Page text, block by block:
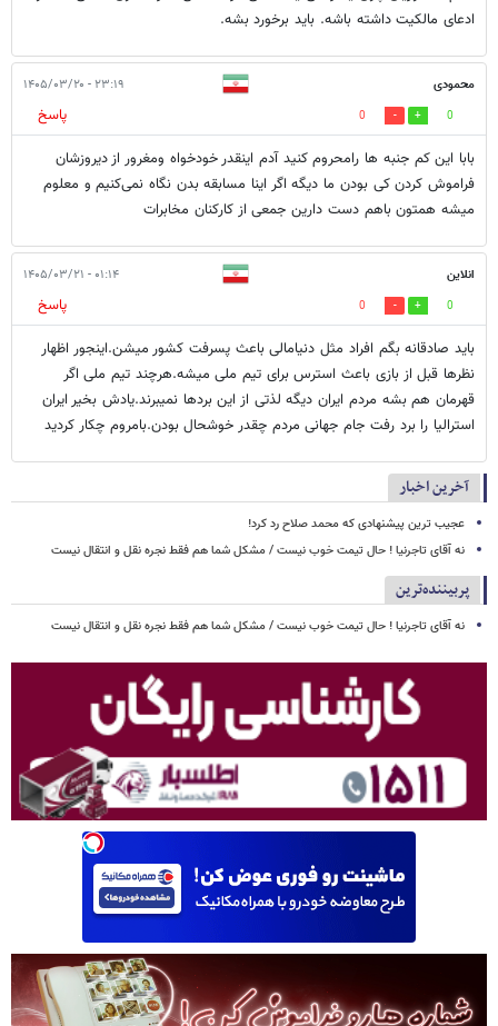
ادعای مالکیت داشته باشه. باید برخورد بشه.
محمودی ۲۳:۱۹ - ۱۴۰۵/۰۳/۲۰
0
0
پاسخ
بابا این کم جنبه ها رامحروم کنید آدم اینقدر خودخواه ومغرور از دیروزشان
فراموش کردن کی بودن ما دیگه اگر اینا مسابقه بدن نگاه نمی‌کنیم و معلوم
میشه همتون باهم دست دارین جمعی از کارکنان مخابرات
انلاین ۰۱:۱۴ - ۱۴۰۵/۰۳/۲۱
0
0
پاسخ
باید صادقانه بگم افراد مثل دنیامالی باعث پسرفت کشور میشن.اینجور اظهار
نظرها قبل از بازی باعث استرس برای تیم ملی میشه.هرچند تیم ملی اگر
قهرمان هم بشه مردم ایران دیگه لذتی از این بردها نمیبرند.یادش بخیر ایران
استرالیا را برد رفت جام جهانی مردم چقدر خوشحال بودن.بامروم چکار کردید
آخرین اخبار
عجیب ترین پیشنهادی که محمد صلاح رد کرد!
نه آقای تاجرنیا ! حال تیمت خوب نیست / مشکل شما هم فقط نجره نقل و انتقال نیست
پربیننده‌ترین
نه آقای تاجرنیا ! حال تیمت خوب نیست / مشکل شما هم فقط نجره نقل و انتقال نیست